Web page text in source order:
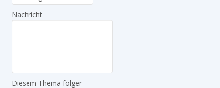
Nachricht
Diesem Thema folgen